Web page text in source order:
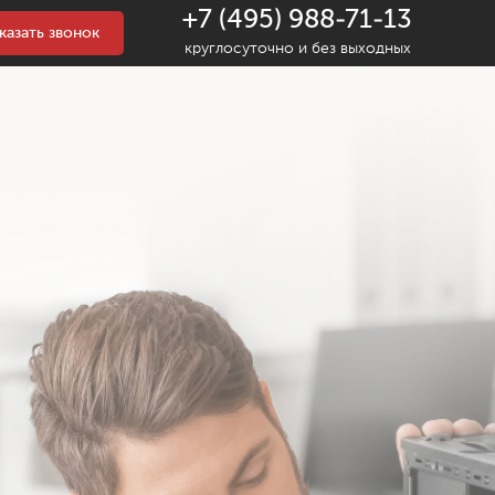
звонок +7 (495) 988-71-13
круглосуточно и без выходных